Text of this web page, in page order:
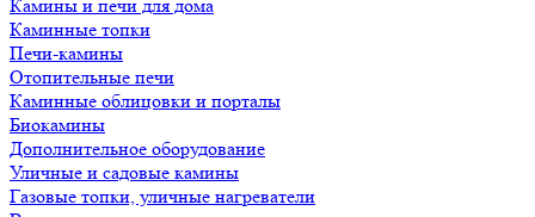
Камины и печи для дома
Каминные топки
Печи-камины
Отопительные печи
Каминные облицовки и порталы
Биокамины
Дополнительное оборудование
Уличные и садовые камины
Газовые топки, уличные нагреватели